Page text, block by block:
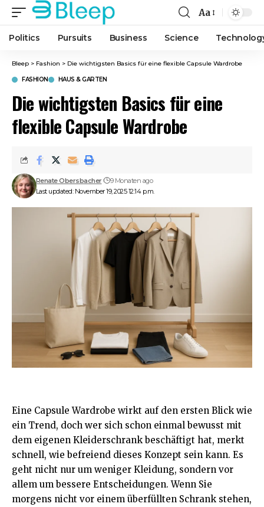
Font
Resizer
Aa
Politics Pursuits Business Science
Bleep > Fashion > Die wichtigsten Basics für eine flexible Capsule Wardrobe
FASHION HAUS & GARTEN
Die wichtigsten Basics für eine
flexible Capsule Wardrobe
Last updated: November 19, 2025 12:14 p.m.
Renate Obersbacher 9 Monaten ago
Eine Capsule Wardrobe wirkt auf den ersten Blick wie
ein Trend, doch wer sich schon einmal bewusst mit
dem eigenen Kleiderschrank beschäftigt hat, merkt
schnell, wie befreiend dieses Konzept sein kann. Es
geht nicht nur um weniger Kleidung, sondern vor
allem um bessere Entscheidungen. Wenn Sie
morgens nicht vor einem überfüllten Schrank stehen,